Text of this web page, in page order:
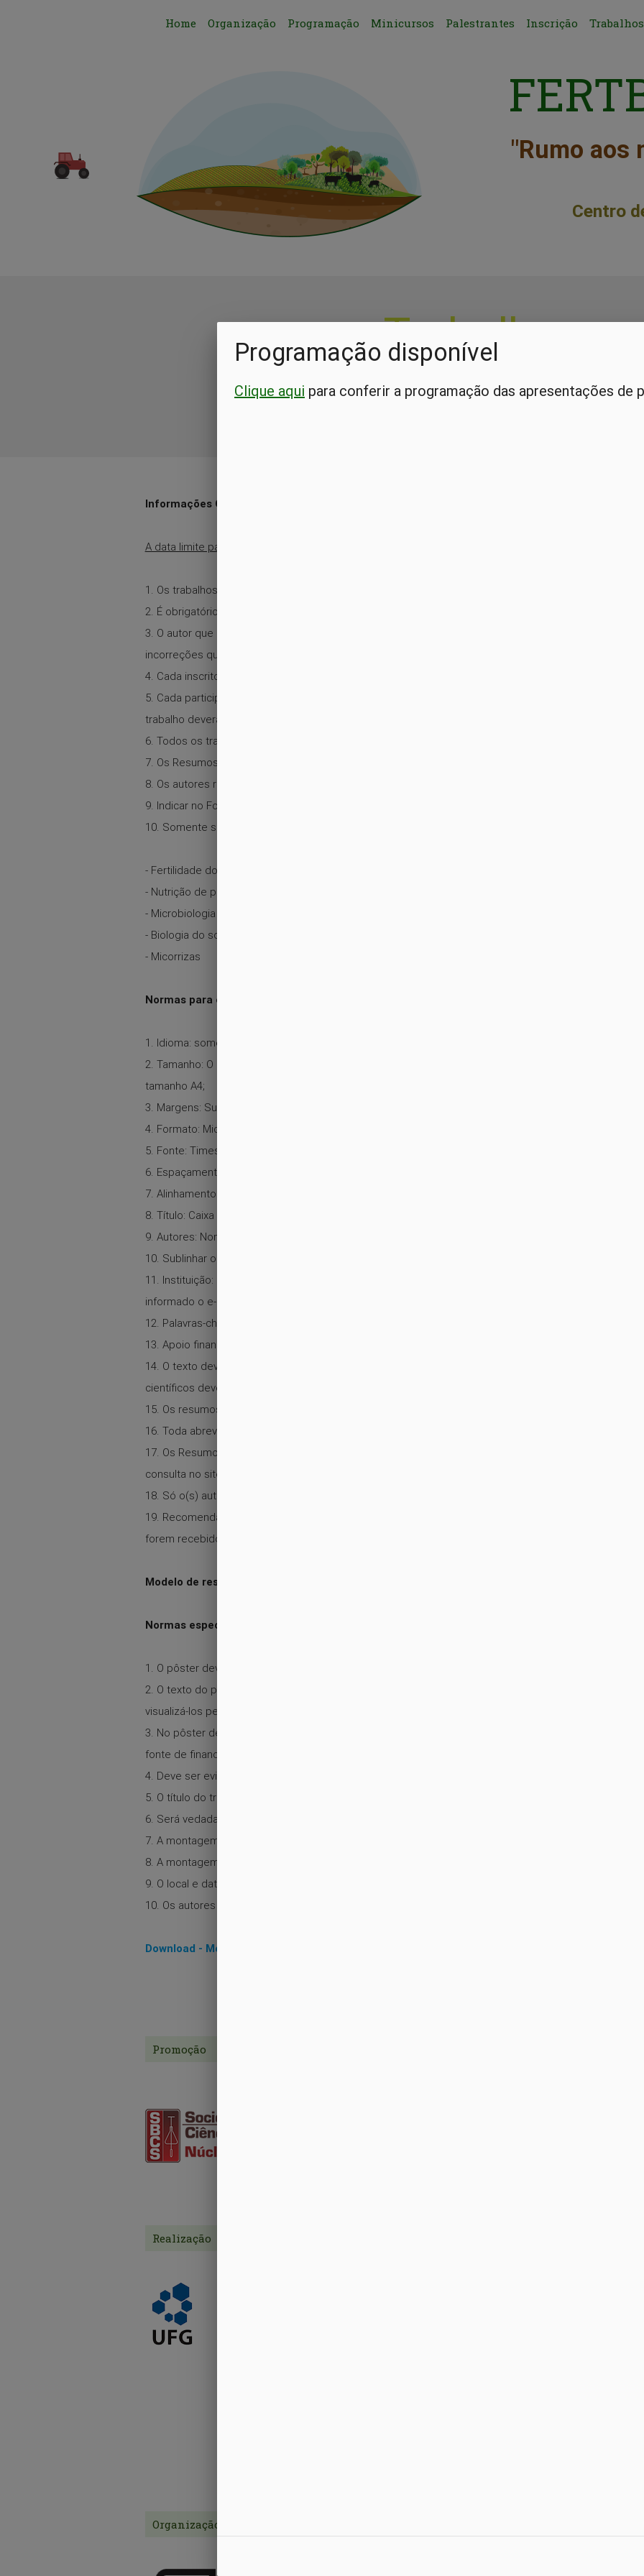
Home Organização Programação Minicursos Palestrantes Inscrição Trabalhos
"Rumo aos
Centro de
Programação disponível
Clique aqui para conferir a programação das apresentações de
Trabalhos
Informações e normas para submissão de
Informações Gerais
A data limite para o envio dos resumos é
1. Os trabalhos serão apresentados na forma de pôster;
2. É obrigatório o pagamento da taxa da inscrição, para garantir a publicação do trabalho;
3. O autor que encaminhar o trabalho será considerado pela Comissão Organizadora como
incorreções quanto à grafia dos nomes de coautores e autorização de coautorias;
4. Cada inscrito poderá enviar até no máximo 2 (dois) trabalhos;
5. Cada participante poderá apresentar somente 01 trabalho na sessão pôster. Após finalizadas as
trabalho deverá acessar o sistema para selecionar o trabalho a ser apresentado.
6. Todos os trabalhos aprovados, independentemente se será apresentado em pôster, serão
7. Os Resumos deverão ser submetidos eletronicamente, por meio do
8. Os autores receberão automaticamente via e-mail a confirmação de recebimento do resumo;
9. Indicar no Formulário de Submissão de Resumo a Sessão de interesse em que o trabalho será
10. Somente serão aceitos resumos que abordem temas relacionados diretamente aos eventos que
- Fertilidade do Solo
- Nutrição de plantas
- Microbiologia do Solo
- Biologia do solo
- Micorrizas
Normas para elaboração de resumos
1. Idioma: somente português;
2. Tamanho: O resumo completo com título, autores, resumo, palavras chave e apoio financeiro,
tamanho A4;
3. Margens: Superior, Inferior, Direita, esquerda: 2,5 cm;
4. Formato: Microsoft Word (salvar como .doc ou .docx);
5. Fonte: Times New Roman, 14 para o título e 12 para corpo do resumo autores, instituição e palavras
6. Espaçamento: simples;
7. Alinhamento: justificado;
8. Título: Caixa alta em negrito, em todas as palavras, exceto em nomes científicos, justificado e não
9. Autores: Nome completo. Exemplo: José Martins de Souza;
10. Sublinhar o nome do apresentador;
11. Instituição: Inserir no formulário para cada autor dos trabalhos as seguintes informações:
informado o e-mail apenas do autor principal. Deverá ser colocado sobrescrito o número da referência
12. Palavras-chave: Máximo de 3 palavras chave escritas em minúsculo e separadas por vírgula;
13. Apoio financeiro: poderá ser incluído o apoio recebido ao final do texto, separado por vírgula;
14. O texto deve ser corrido, sem parágrafos. O resumo deve conter introdução, objetivo,
científicos devem ser grafados em itálico;
15. Os resumos não devem conter gráficos, tabelas e fotografias;
16. Toda abreviatura deverá ser definida tão logo seja utilizada no texto pela primeira vez;
17. Os Resumos serão avaliados pelo Comitê Científico da FertBio 2016 e o resultado da sua
consulta no site por meio do CPF do autor que enviou o trabalho;
18. Só o(s) autor(es) de trabalhos efetivamente apresentados na FertBio 2016 é que farão jus ao
19. Recomenda-se rigor na correção e na apresentação dos resumos, pois os mesmos serão
forem recebidos, sem revisão técnica e/ou gramatical, sendo, portanto, de inteira responsabilidade
Modelo de resumo
Normas específicas para pôsteres
1. O pôster deverá ser confeccionado com dimensões de 1,20m (altura) x 0,90m (largura);
2. O texto do pôster e as imagens disponíveis (figuras, fotografias, tabelas e gráficos) devem ser
visualizá-los perfeitamente a uma distância mínima de 2 metros;
3. No pôster devem constar as seguintes informações em destaque: título, nomes dos autores,
fonte de financiamento, se houver, introdução e objetivo, metodologia, resultados e discussão,
4. Deve ser evitado o excesso de texto, sendo preferida a utilização de destaques, esquemas,
5. O título do trabalho no pôster deverá ser igual ao título do resumo submetido e/ou finalmente
6. Será vedada a apresentação de pôsteres que não obedeçam às normas gerais de legibilidade e
7. A montagem e desmontagem do pôster serão de responsabilidade exclusiva do autor do trabalho;
8. A montagem do pôster somente poderá ser realizada no espaço indicado pela organização do
9. O local e data de apresentação serão disponibilizados neste site;
10. Os autores são responsáveis pelo material e conteúdo exibido nos pôsteres.
Download - Modelo de Pôster
Promoção
Realização
Organização